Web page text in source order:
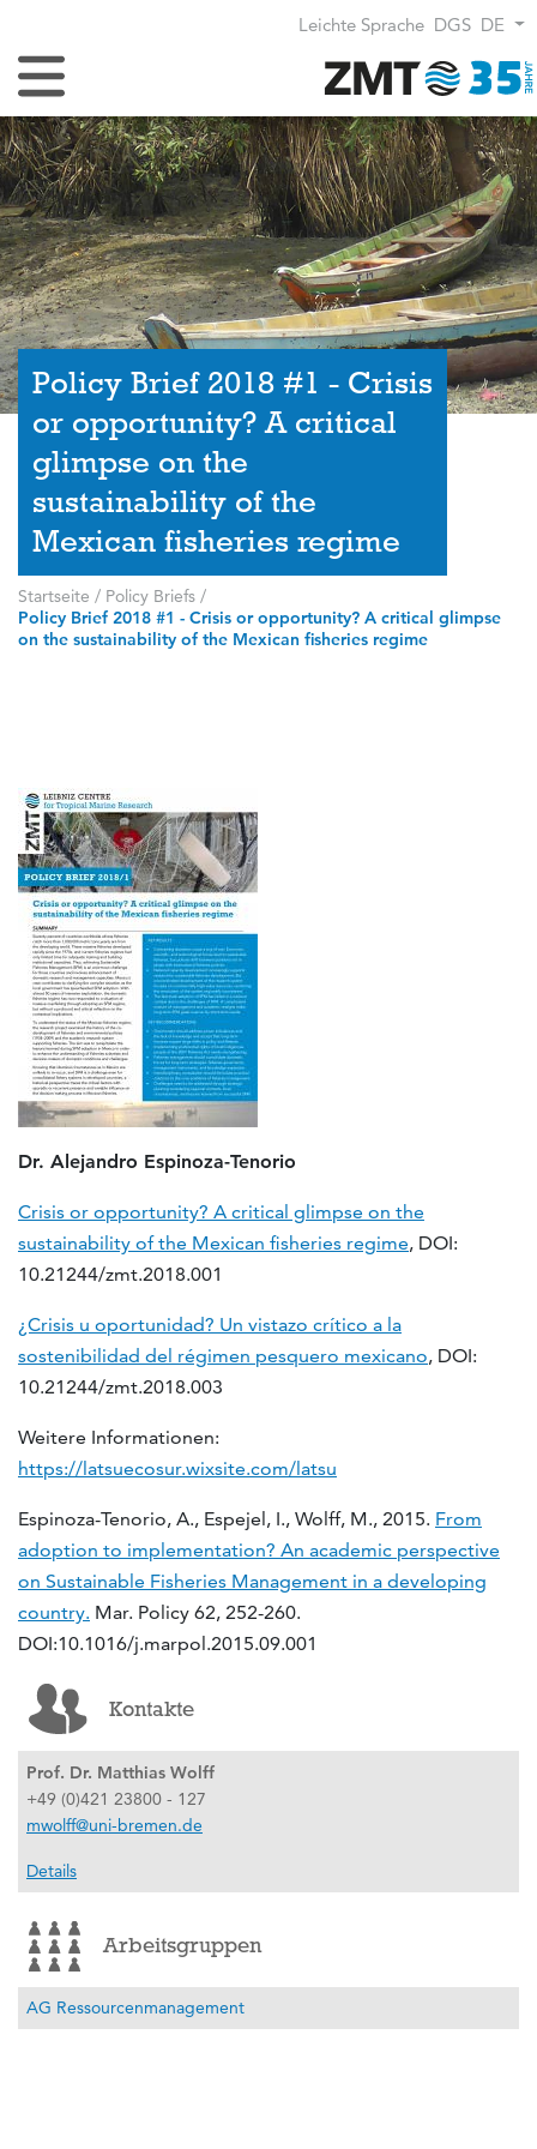
Leichte Sprache DGS DE
Navigation umschalten
Policy Brief 2018 #1 - Crisis
or opportunity? A critical
glimpse on the
sustainability of the
Mexican fisheries regime
Startseite / Policy Briefs /
Policy Brief 2018 #1 - Crisis or opportunity? A critical glimpse
on the sustainability of the Mexican fisheries regime
Dr. Alejandro Espinoza-Tenorio
Crisis or opportunity? A critical glimpse on the
sustainability of the Mexican fisheries regime, DOI:
10.21244/zmt.2018.001
¿Crisis u oportunidad? Un vistazo crítico a la
sostenibilidad del régimen pesquero mexicano, DOI:
10.21244/zmt.2018.003
Weitere Informationen:
https://latsuecosur.wixsite.com/latsu
Espinoza-Tenorio, A., Espejel, I., Wolff, M., 2015. From
adoption to implementation? An academic perspective
on Sustainable Fisheries Management in a developing
country. Mar. Policy 62, 252-260.
DOI:10.1016/j.marpol.2015.09.001
Kontakte
Prof. Dr. Matthias Wolff
+49 (0)421 23800 - 127
mwolff@uni-bremen.de
Details
Arbeitsgruppen
AG Ressourcenmanagement